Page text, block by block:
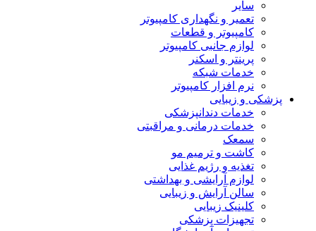
سایر
تعمیر و نگهداری کامپیوتر
کامپیوتر و قطعات
لوازم جانبی کامپیوتر
پرینتر و اسکنر
خدمات شبکه
نرم افزار کامپیوتر
پزشکی و زیبایی
خدمات دندانپزشکی
خدمات درمانی و مراقبتی
سمعک
کاشت و ترمیم مو
تغذیه و رژیم غذایی
لوازم آرایشی و بهداشتی
سالن آرایش و زیبایی
کلینیک زیبایی
تجهیزات پزشکی